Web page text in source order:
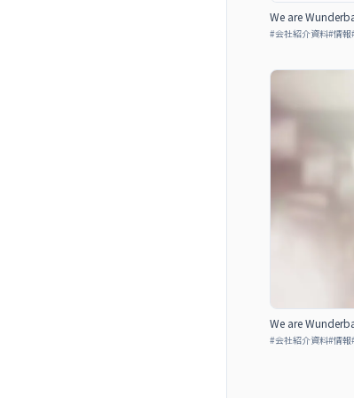
We are
#会社紹介資料#情報
We are
#会社紹介資料#情報